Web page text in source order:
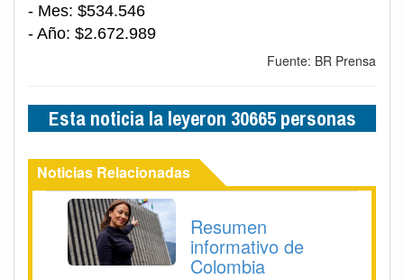
- Mes: $534.546
- Año: $2.672.989
Fuente: BR Prensa
Esta noticia la leyeron 30665 personas
Noticias Relacionadas
Resumen
informativo de
Colombia